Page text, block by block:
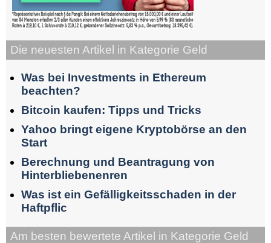
Die neuesten Artikel in Kategorie Geld
Was bei Investments in Ethereum
beachten?
Bitcoin kaufen: Tipps und Tricks
Yahoo bringt eigene Kryptobörse an den
Start
Berechnung und Beantragung von
Hinterbliebenenren
Was ist ein Gefälligkeitsschaden in der
Haftpflic
Am besten bewertete Artikel in Kategorie Geld